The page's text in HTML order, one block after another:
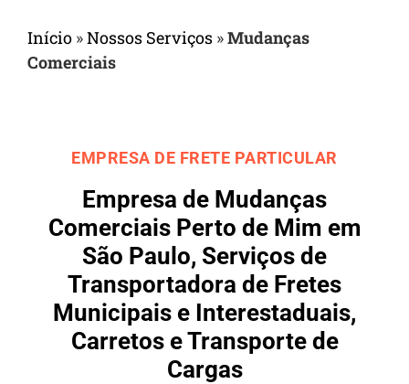
Início »Nossos Serviços »Mudanças
Comerciais
EMPRESA DE FRETE PARTICULAR
Empresa de Mudanças
Comerciais Perto de Mim em
São Paulo, Serviços de
Transportadora de Fretes
Municipais e Interestaduais,
Carretos e Transporte de
Cargas